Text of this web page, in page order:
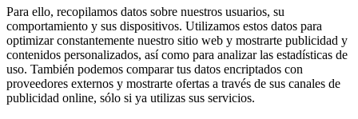
Para ello, recopilamos datos sobre nuestros usuarios, su
comportamiento y sus dispositivos. Utilizamos estos datos para
optimizar constantemente nuestro sitio web y mostrarte publicidad y
contenidos personalizados, así como para analizar las estadísticas de
uso. También podemos comparar tus datos encriptados con
proveedores externos y mostrarte ofertas a través de sus canales de
publicidad online, sólo si ya utilizas sus servicios.